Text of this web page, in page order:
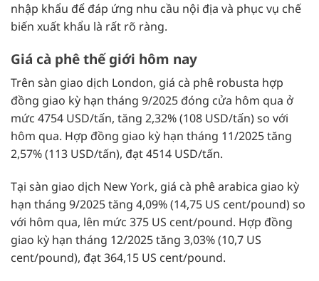
nhập khẩu để đáp ứng nhu cầu nội địa và phục vụ chế
biến xuất khẩu là rất rõ ràng.
Giá cà phê thế giới hôm nay
Trên sàn giao dịch London, giá cà phê robusta hợp
đồng giao kỳ hạn tháng 9/2025 đóng cửa hôm qua ở
mức 4754 USD/tấn, tăng 2,32% (108 USD/tấn) so với
hôm qua. Hợp đồng giao kỳ hạn tháng 11/2025 tăng
2,57% (113 USD/tấn), đạt 4514 USD/tấn.
Tại sàn giao dịch New York, giá cà phê arabica giao kỳ
hạn tháng 9/2025 tăng 4,09% (14,75 US cent/pound) so
với hôm qua, lên mức 375 US cent/pound. Hợp đồng
giao kỳ hạn tháng 12/2025 tăng 3,03% (10,7 US
cent/pound), đạt 364,15 US cent/pound.